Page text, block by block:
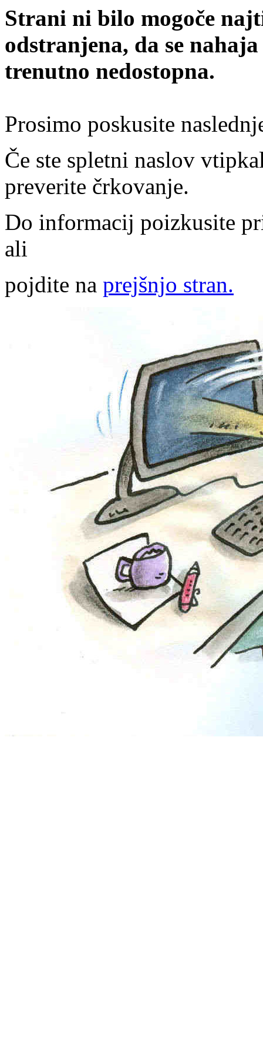
Strani ni bilo mogoče
odstranjena, da se
trenutno nedostopna.
Prosimo poskusite
Če ste spletni naslov
preverite črkovanje.
Do informacij poizkusite
ali
pojdite na prejšnjo stran.